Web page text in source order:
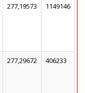
277,19573 1149146
277,29672 406233